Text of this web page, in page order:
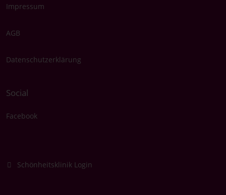
Impressum
AGB
Datenschutzerklärung
Social
Facebook
Schönheitsklinik Login